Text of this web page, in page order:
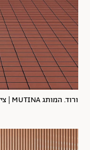
ורוד. המותג MUTINA | צילום: באדיבות MODY